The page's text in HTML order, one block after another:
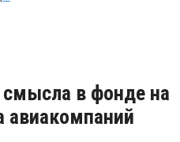
в фонде на
авиакомпаний